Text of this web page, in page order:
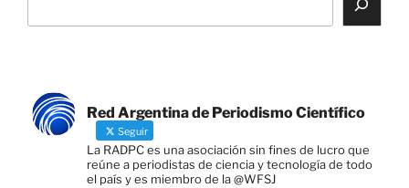
o
k
n p
n
tir
Red Argentina de Periodismo Científico
Seguir
La RADPC es una asociación sin fines de lucro que
reúne a periodistas de ciencia y tecnología de todo
el país y es miembro de la @WFSJ